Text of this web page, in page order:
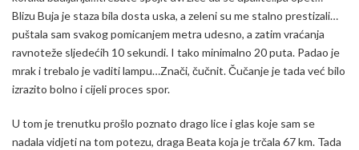
Blizu Buja je staza bila dosta uska, a zeleni su me stalno prestizali…
puštala sam svakog pomicanjem metra udesno, a zatim vraćanja
ravnoteže sljedećih 10 sekundi. I tako minimalno 20 puta. Padao je
mrak i trebalo je vaditi lampu…Znači, čučnit. Čučanje je tada već bilo
izrazito bolno i cijeli proces spor.
U tom je trenutku prošlo poznato drago lice i glas koje sam se
nadala vidjeti na tom potezu, draga Beata koja je trčala 67 km. Tada